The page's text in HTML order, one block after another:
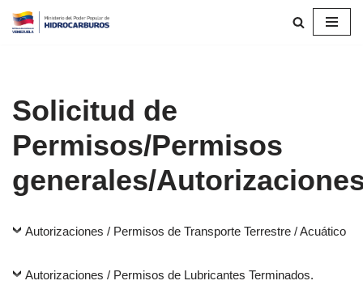
Solicitud de
Permisos/Permisos
generales/
Autorizaciones / Permisos de Transporte Terrestre / Acuático
Autorizaciones / Permisos de Lubricantes Terminados.